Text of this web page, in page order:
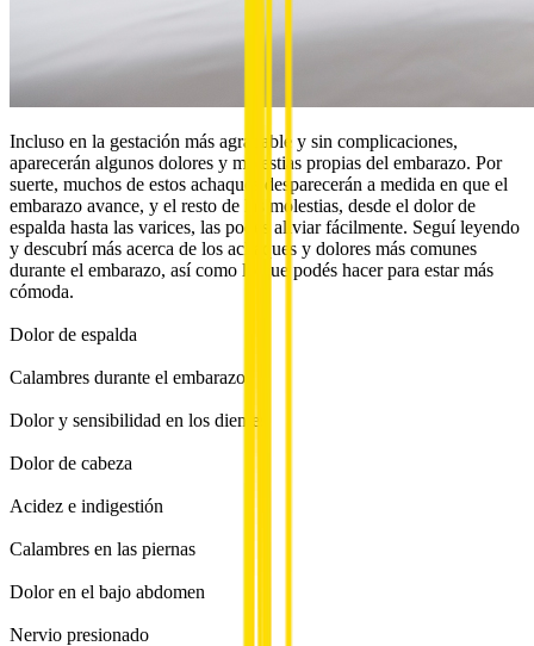
Incluso en la gestación más agradable y sin complicaciones,
aparecerán algunos dolores y molestias propias del embarazo. Por
suerte, muchos de estos achaques desparecerán a medida en que el
embarazo avance, y el resto de las molestias, desde el dolor de
espalda hasta las varices, las podés aliviar fácilmente. Seguí leyendo
y descubrí más acerca de los achaques y dolores más comunes
durante el embarazo, así como lo que podés hacer para estar más
cómoda.
Dolor de espalda
Calambres durante el embarazo
Dolor y sensibilidad en los dientes
Dolor de cabeza
Acidez e indigestión
Calambres en las piernas
Dolor en el bajo abdomen
Nervio presionado